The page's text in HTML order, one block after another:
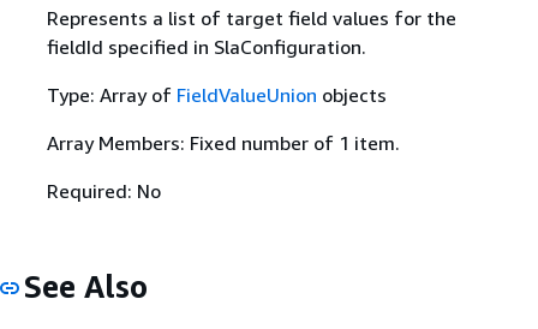
Represents a list of target field values for the
fieldId specified in SlaConfiguration.
Type: Array of FieldValueUnion objects
Array Members: Fixed number of 1 item.
Required: No
See Also